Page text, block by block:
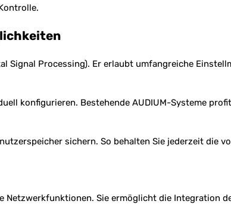
Signal Processing). Er erlaubt umfangreiche
konfigurieren. Bestehende AUDIUM-Systeme
sichern. So behalten Sie jederzeit die
Netzwerkfunktionen. Sie ermöglicht die Integration